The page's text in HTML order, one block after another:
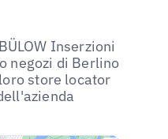
Inserzioni
negozi di Berlino
store locator